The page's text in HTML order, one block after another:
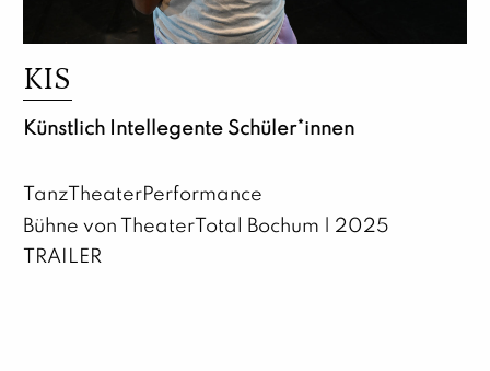
KIS
Künstlich Intellegente Schüler*innen
TanzTheaterPerformance
Bühne von TheaterTotal Bochum | 2025
TRAILER